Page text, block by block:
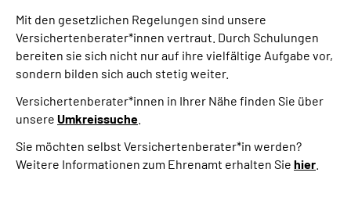
Mit den gesetzlichen Regelungen sind unsere
Versichertenberater*innen vertraut. Durch Schulungen
bereiten sie sich nicht nur auf ihre vielfältige Aufgabe vor,
sondern bilden sich auch stetig weiter.
Versichertenberater*innen in Ihrer Nähe finden Sie über
unsere Umkreissuche
Sie möchten selbst Versichertenberater*in werden?
Weitere Informationen zum Ehrenamt erhalten Sie hier